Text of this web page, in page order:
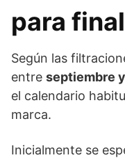
para
Según las
entre septiembre
el calendario
marca.
Inicialmente se